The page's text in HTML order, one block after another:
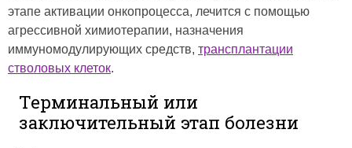
этапе активации онкопроцесса, лечится с помощью
агрессивной химиотерапии, назначения
иммуномодулирующих средств, трансплантации
стволовых клеток.
Терминальный или
заключительный этап болезни